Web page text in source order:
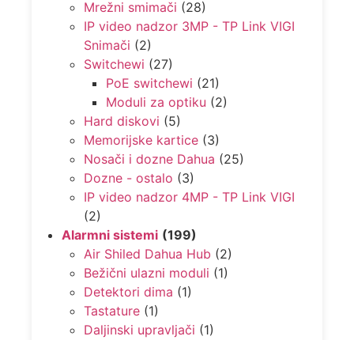
Mrežni smimači (28)
IP video nadzor 3MP - TP Link VIGI
Snimači (2)
Switchewi (27)
PoE switchewi (21)
Moduli za optiku (2)
Hard diskovi (5)
Memorijske kartice (3)
Nosači i dozne Dahua (25)
Dozne - ostalo (3)
IP video nadzor 4MP - TP Link VIGI
(2)
Alarmni sistemi (199)
Air Shiled Dahua Hub (2)
Bežični ulazni moduli (1)
Detektori dima (1)
Tastature (1)
Daljinski upravljači (1)